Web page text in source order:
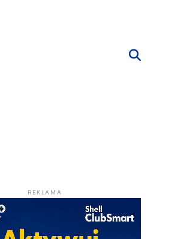
REKLAMA